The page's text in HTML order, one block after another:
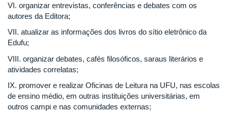
VI. organizar entrevistas, conferências e debates com os
autores da Editora;
VII. atualizar as informações dos livros do sítio eletrônico da
Edufu;
VIII. organizar debates, cafés filosóficos, saraus literários e
atividades correlatas;
IX. promover e realizar Oficinas de Leitura na UFU, nas escolas
de ensino médio, em outras instituições universitárias, em
outros campi e nas comunidades externas;